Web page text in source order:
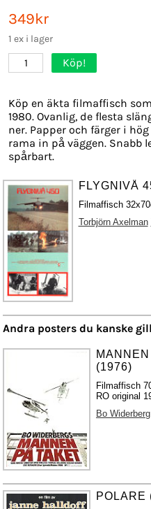
349kr
1 ex i lager
1 Köp!
Köp en äkta filmaffisch
1980. Ovanlig, de flesta
ner. Papper och färger i
rama in på väggen. Snabb
spårbart.
FLYGNIVÅ
Filmaffisch
Torbjörn Axelman
Andra posters du kanske
(1976)
Filmaffisch
RO original
Bo Widerberg
POLARE